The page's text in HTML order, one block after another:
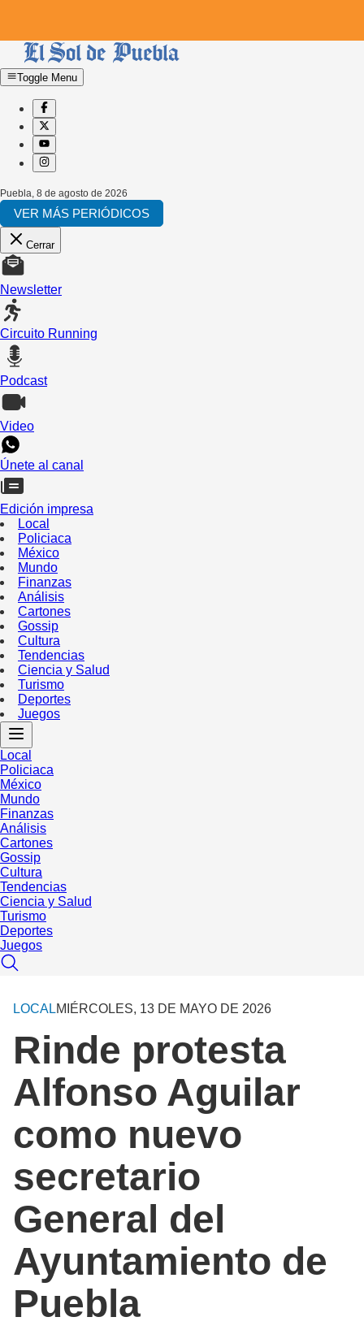
Toggle Menu
Puebla 8 de agosto de 2026
VER MÁS PERIÓDICOS
Cerrar
Newsletter
Circuito Running
Podcast
Video
Únete al canal
Edición impresa
Local
Policiaca
México
Mundo
Finanzas
Análisis
Cartones
Gossip
Cultura
Tendencias
Ciencia y Salud
Turismo
Deportes
Juegos
Local
Policiaca
México
Mundo
Finanzas
Análisis
Cartones
Gossip
Cultura
Tendencias
Ciencia y Salud
Turismo
Deportes
Juegos
LOCALMIÉRCOLES, 13 DE MAYO DE 2026
Rinde protesta
Alfonso Aguilar
como nuevo
secretario
General del
Ayuntamiento de
Puebla